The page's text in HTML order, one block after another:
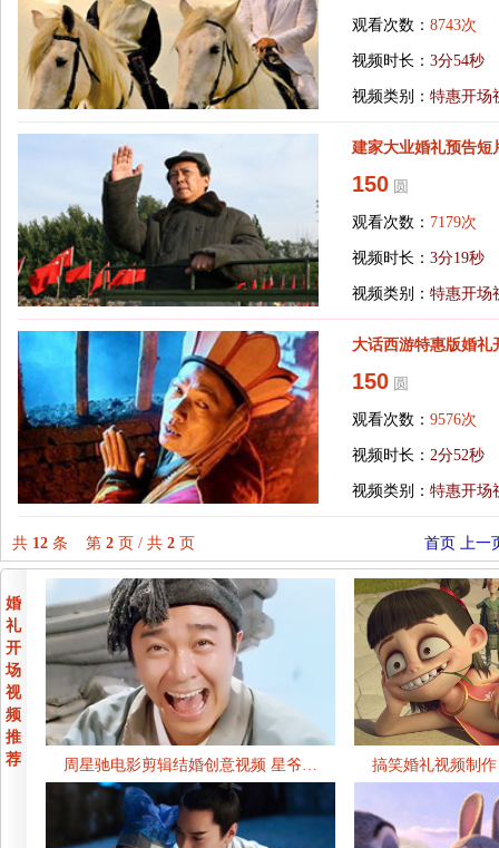
观看次数： 8743次
视频时长： 3分54秒
视频类别： 特惠开场
建家大业婚礼预告短
150 圆
观看次数： 7179次
视频时长： 3分19秒
视频类别： 特惠开场
大话西游特惠版婚礼
150 圆
观看次数： 9576次
视频时长： 2分52秒
视频类别： 特惠开场
共 12 条 第 2 页 / 共 2 页 首页 上一
婚
礼
开
场
视
频
推
荐
周星驰电影剪辑结婚创意视频 星爷… 搞笑婚礼视频制